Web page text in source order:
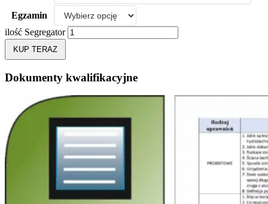
Egzamin
ilość Segregator
KUP TERAZ
Dokumenty kwalifikacyjne